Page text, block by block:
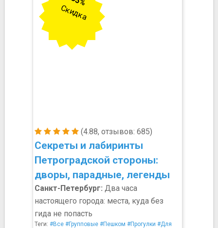
(4.88, отзывов: 685)
Секреты и лабиринты
Петроградской стороны:
дворы, парадные, легенды
Скидка
Санкт-Петербург: Два часа
настоящего города: места, куда без
гида не попасть
Теги: #Все #Групповые #Пешком #Прогулки #Для